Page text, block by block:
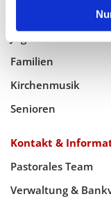
Familien
Kirchenmusik
Senioren
Kontakt &
Pastorales Team
Verwaltung &